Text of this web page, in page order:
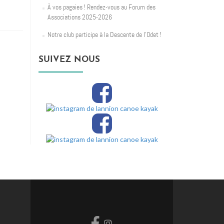
À vos pagaies ! Rendez-vous au Forum des
Associations 2025-2026
Notre club participe à la Descente de l’Odet !
SUIVEZ NOUS
LienLien